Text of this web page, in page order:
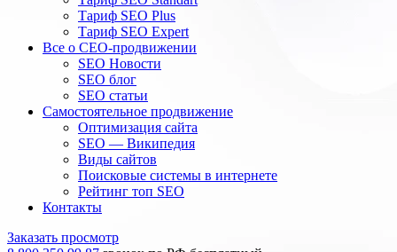
Тариф SEO Plus
Тариф SEO Expert
Все о СЕО-продвижении
SEO Новости
SEO блог
SEO статьи
Самостоятельное продвижение
Оптимизация сайта
SEO — Википедия
Виды сайтов
Поисковые системы в интернете
Рейтинг топ SEO
Контакты
Заказать просмотр